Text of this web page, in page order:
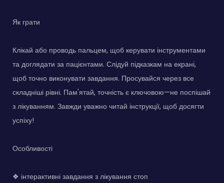
Як грати
Клікай або проводь пальцем, щоб керувати інструментами
та доглядати за пацієнтами. Слідуй підказкам на екрані,
щоб точно виконувати завдання. Просувайся через все
складніші рівні. Пам'ятай, точність є ключовою—не поспішай
з лікуванням. Завжди уважно читай інструкції, щоб досягти
успіху!
Особливості
❖ інтерактивні завдання з лікування стоп